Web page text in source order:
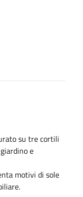
su tre cortili
e
motivi di sole